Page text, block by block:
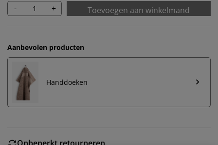
- + Toevoegen aan winkelmand
Aanbevolen producten
Handdoeken